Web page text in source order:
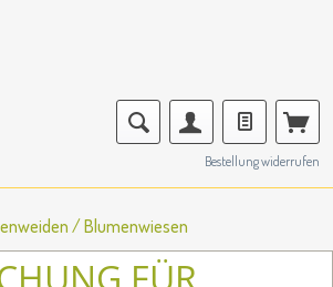
Bestellung widerrufen
/ Blumenwiesen